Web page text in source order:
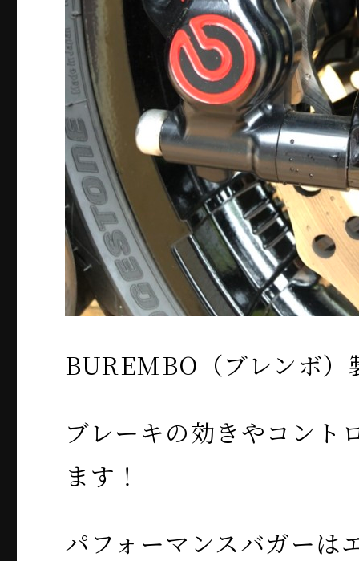
BUREMBO（ブレンボ）
ブレーキの効きやコント
ます！
パフォーマンスバガーは